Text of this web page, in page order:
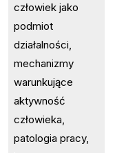
człowiek jako
podmiot
działalności,
mechanizmy
warunkujące
aktywność
człowieka,
patologia pracy,